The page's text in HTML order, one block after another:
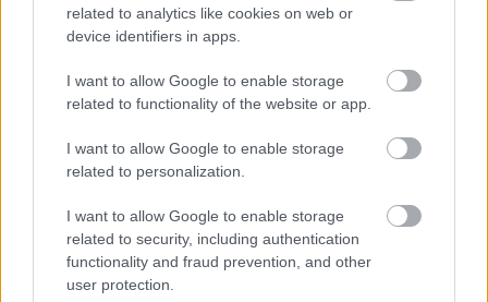
related to analytics like cookies on web or
device identifiers in apps.
I want to allow Google to enable storage
related to functionality of the website or app.
I want to allow Google to enable storage
related to personalization.
I want to allow Google to enable storage
related to security, including authentication
functionality and fraud prevention, and other
user protection.
Amikor először belépsz a képernyőn csak úgy
pörögnek mások alkotásai. Beírod a parancsot (pl.
/imagine: egy középkori vár a felhők felett), és
izgatottan várod a zajos csetszobában, hogy a gép
kidobja a Te négy verziódat.